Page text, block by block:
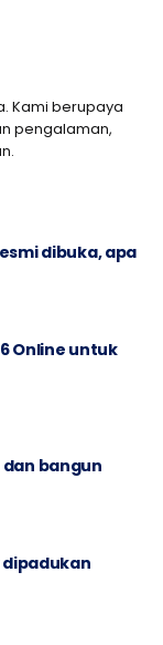
Kami berupaya
pengalaman,
dibuka, apa
Online untuk
bangun